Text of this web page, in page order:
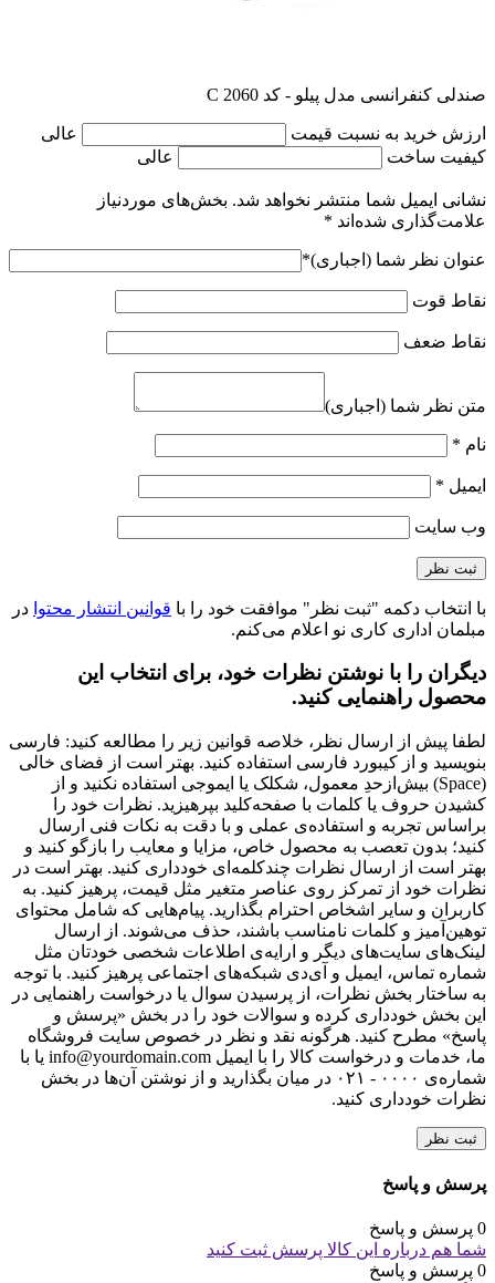
صندلی کنفرانسی مدل پیلو - کد C 2060
ارزش خرید به نسبت قیمت
عالی
کیفیت ساخت
عالی
نشانی ایمیل شما منتشر نخواهد شد. بخش‌های موردنیاز
علامت‌گذاری شده‌اند *
عنوان نظر شما (اجباری)*
نقاط قوت
نقاط ضعف
متن نظر شما (اجباری)
نام *
ایمیل *
وب‌ سایت
با انتخاب دکمه "ثبت نظر" موافقت خود را با قوانین انتشار محتوا در
مبلمان اداری کاری نو اعلام می‌کنم.
دیگران را با نوشتن نظرات خود، برای انتخاب این
محصول راهنمایی کنید.
لطفا پیش از ارسال نظر، خلاصه قوانین زیر را مطالعه کنید: فارسی
بنویسید و از کیبورد فارسی استفاده کنید. بهتر است از فضای خالی
(Space) بیش‌از‌حدِ معمول، شکلک یا ایموجی استفاده نکنید و از
کشیدن حروف یا کلمات با صفحه‌کلید بپرهیزید. نظرات خود را
براساس تجربه و استفاده‌ی عملی و با دقت به نکات فنی ارسال
کنید؛ بدون تعصب به محصول خاص، مزایا و معایب را بازگو کنید و
بهتر است از ارسال نظرات چندکلمه‌‌ای خودداری کنید. بهتر است در
نظرات خود از تمرکز روی عناصر متغیر مثل قیمت، پرهیز کنید. به
کاربران و سایر اشخاص احترام بگذارید. پیام‌هایی که شامل محتوای
توهین‌آمیز و کلمات نامناسب باشند، حذف می‌شوند. از ارسال
لینک‌های سایت‌های دیگر و ارایه‌ی اطلاعات شخصی خودتان مثل
شماره تماس، ایمیل و آی‌دی شبکه‌های اجتماعی پرهیز کنید. با توجه
به ساختار بخش نظرات، از پرسیدن سوال یا درخواست راهنمایی در
این بخش خودداری کرده و سوالات خود را در بخش «پرسش و
پاسخ» مطرح کنید. هرگونه نقد و نظر در خصوص سایت فروشگاه
ما، خدمات و درخواست کالا را با ایمیل info@yourdomain.com یا با
شماره‌ی ۰۰۰۰ - ۰۲۱ در میان بگذارید و از نوشتن آن‌ها در بخش
نظرات خودداری کنید.
ثبت نظر
پرسش و پاسخ
0 پرسش و پاسخ
شما هم درباره این کالا پرسش ثبت کنید
0 پرسش و پاسخ